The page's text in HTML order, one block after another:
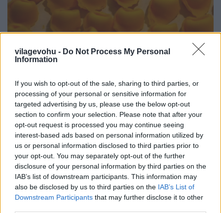
vilagevohu - Do Not Process My Personal
Information
If you wish to opt-out of the sale, sharing to third parties, or
processing of your personal or sensitive information for
targeted advertising by us, please use the below opt-out
section to confirm your selection. Please note that after your
opt-out request is processed you may continue seeing
interest-based ads based on personal information utilized by
us or personal information disclosed to third parties prior to
your opt-out. You may separately opt-out of the further
disclosure of your personal information by third parties on the
IAB’s list of downstream participants. This information may
also be disclosed by us to third parties on the IAB’s List of
Downstream Participants that may further disclose it to other
A frissen készült tésztát aztán este viszontlátjuk,
csirkelevesben tálalva (tortellini in brodo), ez volt
talán az egyetlen fogás a szenzációs menüből,
amiben nem volt szarvasgomba, de ez már egy
másik történet.
Na és így gyúrják a Michelin-csillagos tésztát: